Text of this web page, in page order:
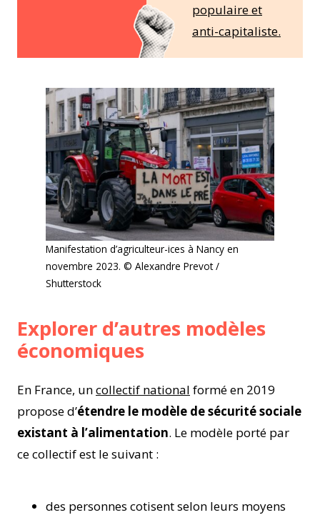
populaire et
anti-capitaliste.
Manifestation d’agriculteur-ices à Nancy en
novembre 2023. © Alexandre Prevot /
Shutterstock
Explorer d’autres modèles
économiques
En France, uncollectif national formé en 2019
propose d’étendre le modèle de sécurité sociale
existant à l’alimentation. Le modèle porté par
ce collectif est le suivant :
des personnes cotisent selon leurs moyens